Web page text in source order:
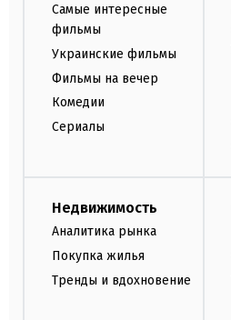
Самые интересные
фильмы
Украинские фильмы
Фильмы на вечер
Комедии
Сериалы
Недвижимость
Аналитика рынка
Покупка жилья
Тренды и вдохновение